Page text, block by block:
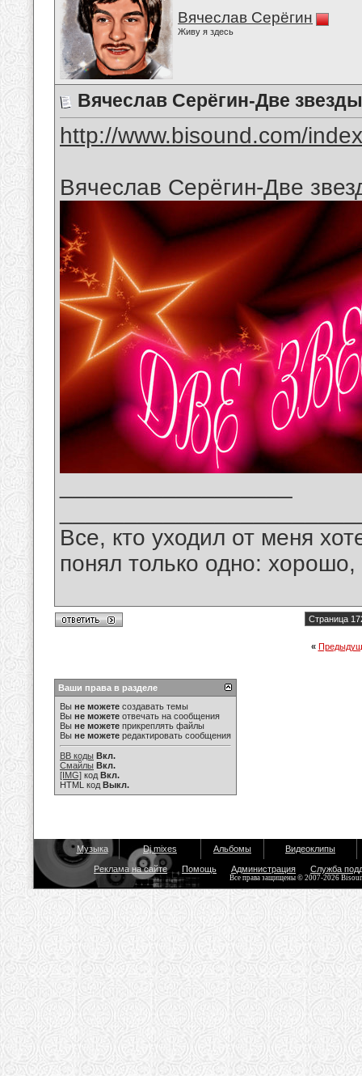
Вячеслав Серёгин
Живу я здесь
Вячеслав Серёгин-Две звезды
http://www.bisound.com/
Вячеслав Серёгин-Две
Все, кто уходил от меня
понял только одно:
Страница
«
Ваши права в разделе
Вы не можете создавать темы
Вы не можете отвечать на сообщения
Вы не можете прикреплять файлы
Вы не можете редактировать сообщения
BB коды Вкл.
Смайлы Вкл.
[IMG] код Вкл.
HTML код Выкл.
Музыка Dj mixes Альбомы Видеоклипы
Реклама на сайте Помощь Администрация Служба
Все права защищены © 2007-2026